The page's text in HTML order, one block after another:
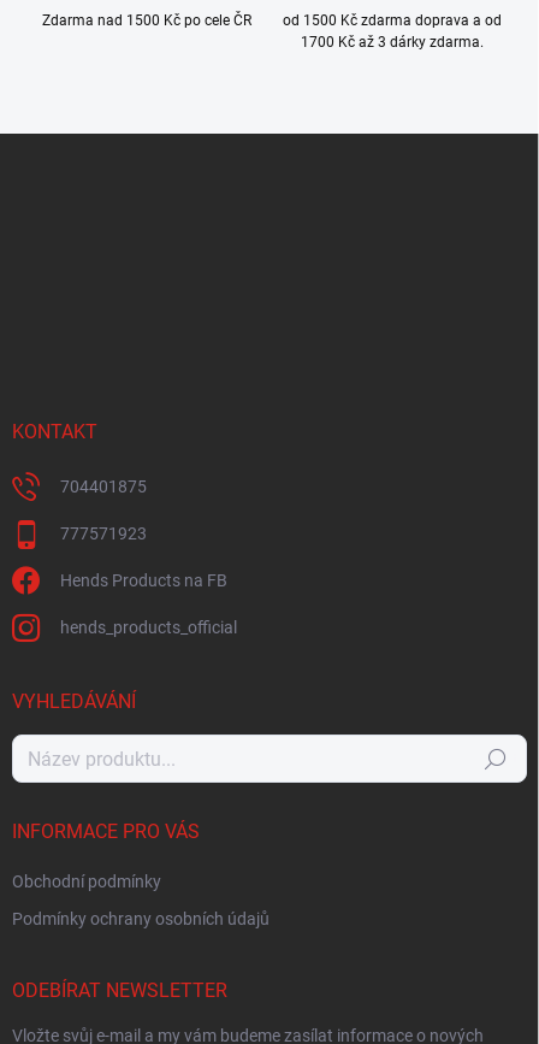
Zdarma nad 1500 Kč po cele ČR
od 1500 Kč zdarma doprava a od
1700 Kč až 3 dárky zdarma.
KONTAKT
704401875
777571923
Hends Products na FB
hends_products_official
VYHLEDÁVÁNÍ
Hledat
INFORMACE PRO VÁS
Obchodní podmínky
Podmínky ochrany osobních údajů
ODEBÍRAT NEWSLETTER
Vložte svůj e-mail a my vám budeme zasílat informace o nových